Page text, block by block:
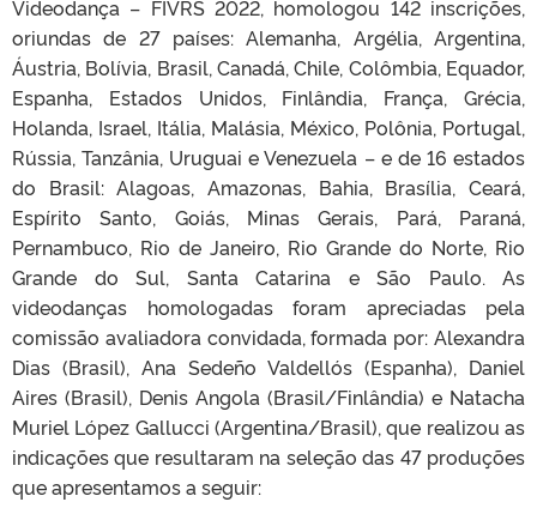
Videodança – FIVRS 2022, homologou 142 inscrições,
oriundas de 27 países: Alemanha, Argélia, Argentina,
Áustria, Bolívia, Brasil, Canadá, Chile, Colômbia, Equador,
Espanha, Estados Unidos, Finlândia, França, Grécia,
Holanda, Israel, Itália, Malásia, México, Polônia, Portugal,
Rússia, Tanzânia, Uruguai e Venezuela – e de 16 estados
do Brasil: Alagoas, Amazonas, Bahia, Brasília, Ceará,
Espírito Santo, Goiás, Minas Gerais, Pará, Paraná,
Pernambuco, Rio de Janeiro, Rio Grande do Norte, Rio
Grande do Sul, Santa Catarina e São Paulo. As
videodanças homologadas foram apreciadas pela
comissão avaliadora convidada, formada por: Alexandra
Dias (Brasil), Ana Sedeño Valdellós (Espanha), Daniel
Aires (Brasil), Denis Angola (Brasil/Finlândia) e Natacha
Muriel López Gallucci (Argentina/Brasil), que realizou as
indicações que resultaram na seleção das 47 produções
que apresentamos a seguir: